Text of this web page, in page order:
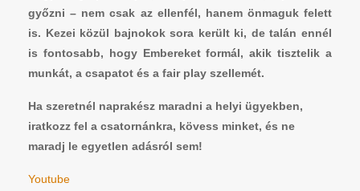
győzni – nem csak az ellenfél, hanem önmaguk felett
is. Kezei közül bajnokok sora került ki, de talán ennél
is fontosabb, hogy Embereket formál, akik tisztelik a
munkát, a csapatot és a fair play szellemét.
Ha szeretnél naprakész maradni a helyi ügyekben,
iratkozz fel a csatornánkra, kövess minket, és ne
maradj le egyetlen adásról sem!
Youtube